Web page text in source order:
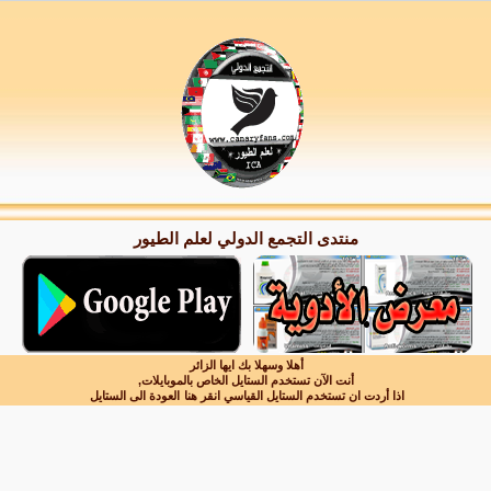
منتدى التجمع الدولي لعلم الطيور
أهلا وسهلا بك ايها الزائر
أنت الآن تستخدم الستايل الخاص بالموبايلات,
اذا أردت ان تستخدم الستايل القياسي انقر هنا العودة الى الستايل